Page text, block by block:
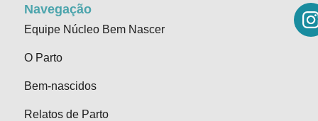
Navegação
Equipe Núcleo Bem Nascer
O Parto
Bem-nascidos
Relatos de Parto